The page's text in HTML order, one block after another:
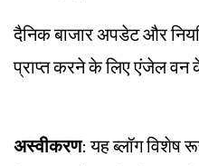
दैनिक बाजार अपडेट और
प्राप्त करने के लिए एंजेल
अस्वीकरण: यह ब्लॉग विशेष